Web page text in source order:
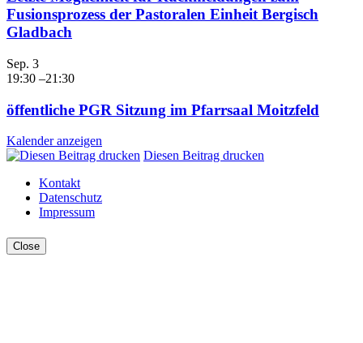
Fusionsprozess der Pastoralen Einheit Bergisch
Gladbach
Sep. 3
19:30 –21:30
öffentliche PGR Sitzung im Pfarrsaal Moitzfeld
Kalender anzeigen
Diesen Beitrag drucken
Kontakt
Datenschutz
Impressum
Close